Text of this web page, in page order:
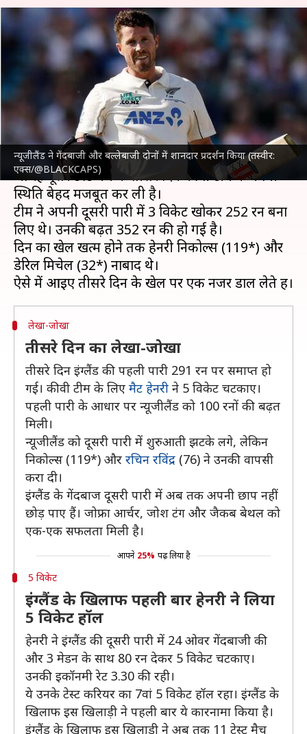
न्यूजीलैंड ने गेंदबाजी और बल्लेबाजी दोनों में शानदार प्रदर्शन किया (तस्वीर:
एक्स/@BLACKCAPS)
ओवल टेस्ट: न्यूजीलैंड ने इंग्लैंड पर
352 रन की बढ़त बनाई, तीसरे दिन ये
रिकॉर्ड्स बने
Jun 19, 2026 11:30 pm
क्या है खबर?
इंग्लैंड क्रिकेट टीमऔरन्यूजीलैंड क्रिकेट टीमके बीच खेले
जा रहे दूसरे टेस्ट मैच के तीसरे दिन कीवी टीम ने अपनी
स्थिति बेहद मजबूत कर ली है।
टीम ने अपनी दूसरी पारी में 3 विकेट खोकर 252 रन बना
लिए थे। उनकी बढ़त 352 रन की हो गई है।
दिन का खेल खत्म होने तक हेनरी निकोल्स (119*) और
डेरिल मिचेल (32*) नाबाद थे।
लेखा-जोखा
तीसरे दिन का लेखा-जोखा
तीसरे दिन इंग्लैंड की पहली पारी 291 रन पर समाप्त हो
गई। कीवी टीम के लिए मैट हेनरी ने 5 विकेट चटकाए।
पहली पारी के आधार पर न्यूजीलैंड को 100 रनों की बढ़त
मिली।
न्यूजीलैंड को दूसरी पारी में शुरुआती झटके लगे, लेकिन
निकोल्स (119*) और रचिन रविंद्र (76) ने उनकी वापसी
करा दी।
इंग्लैंड के गेंदबाज दूसरी पारी में अब तक अपनी छाप नहीं
छोड़ पाए हैं। जोफ्रा आर्चर, जोश टंग और जैकब बेथल को
एक-एक सफलता मिली है।
आपने 25% पढ़ लिया है
5 विकेट
इंग्लैंड के खिलाफ पहली बार हेनरी ने लिया
5 विकेट हॉल
हेनरी ने इंग्लैंड की दूसरी पारी में 24 ओवर गेंदबाजी की
और 3 मेडन के साथ 80 रन देकर 5 विकेट चटकाए।
उनकी इकॉनमी रेट 3.30 की रही।
ये उनके टेस्ट करियर का 7वां 5 विकेट हॉल रहा। इंग्लैंड के
खिलाफ इस खिलाड़ी ने पहली बार ये कारनामा किया है।
इंग्लैंड के खिलाफ इस खिलाड़ी ने अब तक 11 टेस्ट मैच